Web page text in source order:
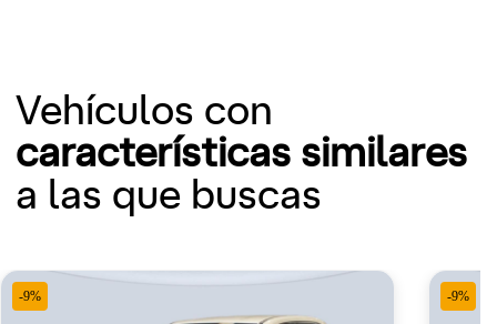
Vehículos con
características similares
a las que buscas
-9% -9%